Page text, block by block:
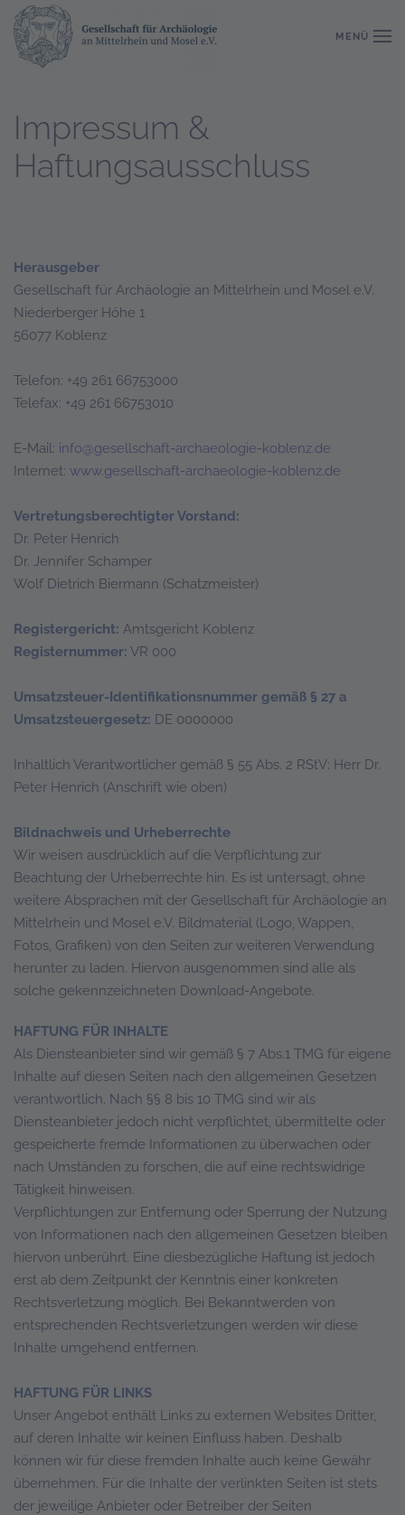
Zum Hauptinhalt springen MENÜ
Impressum &
Haftungsausschluss
Herausgeber
Gesellschaft für Archäologie an Mittelrhein und Mosel e.V.
Niederberger Höhe 1
56077 Koblenz
Telefon: +49 261 66753000
Telefax: +49 261 66753010
E-Mail: info@gesellschaft-archaeologie-koblenz.de
Internet: www.gesellschaft-archaeologie-koblenz.de
Vertretungsberechtigter Vorstand:
Dr. Peter Henrich
Dr. Jennifer Schamper
Wolf Dietrich Biermann (Schatzmeister)
Registergericht: Amtsgericht Koblenz
Registernummer: VR 000
Umsatzsteuer-Identifikationsnummer gemäß § 27 a
Umsatzsteuergesetz: DE 0000000
Inhaltlich Verantwortlicher gemäß § 55 Abs. 2 RStV: Herr Dr.
Peter Henrich (Anschrift wie oben)
Bildnachweis und Urheberrechte
Wir weisen ausdrücklich auf die Verpflichtung zur
Beachtung der Urheberrechte hin. Es ist untersagt, ohne
weitere Absprachen mit der Gesellschaft für Archäologie an
Mittelrhein und Mosel e.V. Bildmaterial (Logo, Wappen,
Fotos, Grafiken) von den Seiten zur weiteren Verwendung
herunter zu laden. Hiervon ausgenommen sind alle als
solche gekennzeichneten Download-Angebote.
HAFTUNG FÜR INHALTE
Als Diensteanbieter sind wir gemäß § 7 Abs.1 TMG für eigene
Inhalte auf diesen Seiten nach den allgemeinen Gesetzen
verantwortlich. Nach §§ 8 bis 10 TMG sind wir als
Diensteanbieter jedoch nicht verpflichtet, übermittelte oder
gespeicherte fremde Informationen zu überwachen oder
nach Umständen zu forschen, die auf eine rechtswidrige
Tätigkeit hinweisen.
Verpflichtungen zur Entfernung oder Sperrung der Nutzung
von Informationen nach den allgemeinen Gesetzen bleiben
hiervon unberührt. Eine diesbezügliche Haftung ist jedoch
erst ab dem Zeitpunkt der Kenntnis einer konkreten
Rechtsverletzung möglich. Bei Bekanntwerden von
entsprechenden Rechtsverletzungen werden wir diese
Inhalte umgehend entfernen.
HAFTUNG FÜR LINKS
Unser Angebot enthält Links zu externen Websites Dritter,
auf deren Inhalte wir keinen Einfluss haben. Deshalb
können wir für diese fremden Inhalte auch keine Gewähr
übernehmen. Für die Inhalte der verlinkten Seiten ist stets
der jeweilige Anbieter oder Betreiber der Seiten